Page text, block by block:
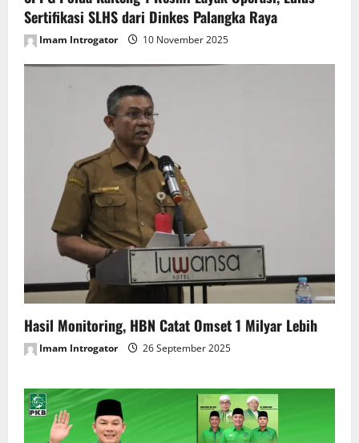
Sertifikasi SLHS dari Dinkes Palangka Raya
Imam Introgator 10 November 2025
Hasil Monitoring, HBN Catat Omset 1 Milyar Lebih
Imam Introgator 26 September 2025